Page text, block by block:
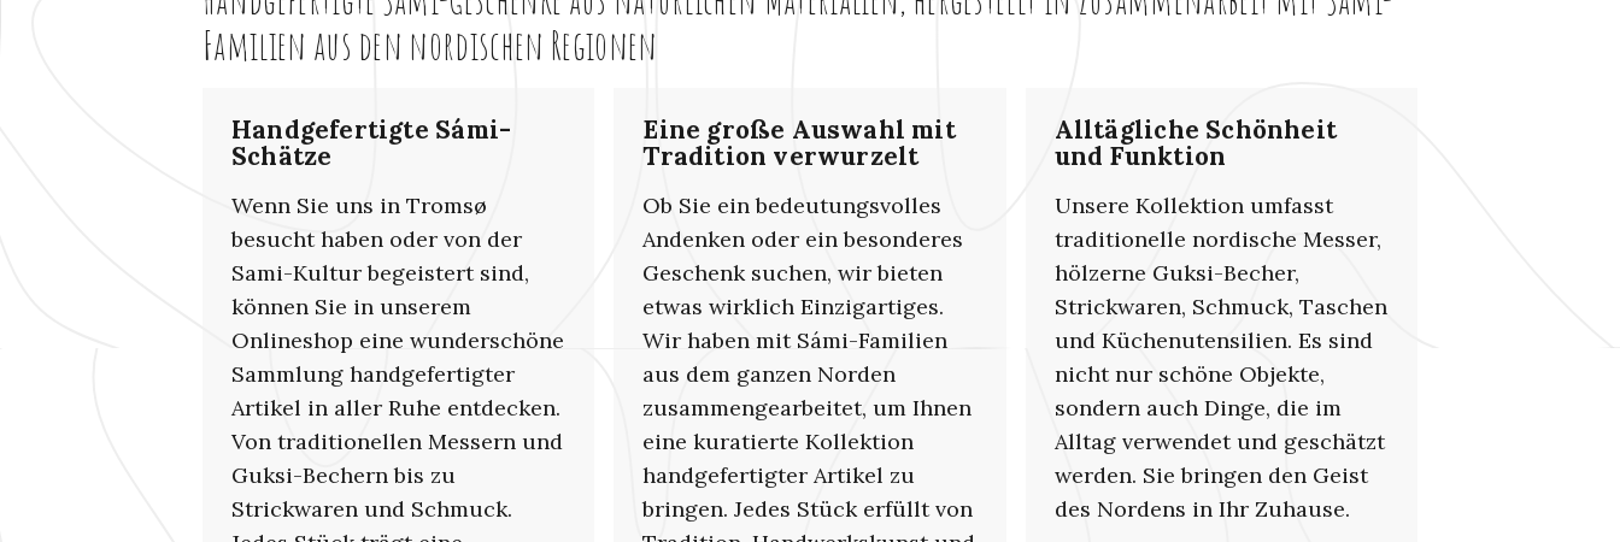
Familien aus den nordischen Regionen
Handgefertigte Sámi-
Schätze
Wenn Sie uns in Tromsø
besucht haben oder von der
Sami-Kultur begeistert sind,
können Sie in unserem
Onlineshop eine wunderschöne
Sammlung handgefertigter
Artikel in aller Ruhe entdecken.
Von traditionellen Messern und
Guksi-Bechern bis zu
Strickwaren und Schmuck.
Eine große Auswahl mit
Tradition verwurzelt
Ob Sie ein bedeutungsvolles
Andenken oder ein besonderes
Geschenk suchen, wir bieten
etwas wirklich Einzigartiges.
Wir haben mit Sámi-Familien
aus dem ganzen Norden
zusammengearbeitet, um Ihnen
eine kuratierte Kollektion
handgefertigter Artikel zu
bringen. Jedes Stück erfüllt von
Alltägliche Schönheit
und Funktion
Unsere Kollektion umfasst
traditionelle nordische Messer,
hölzerne Guksi-Becher,
Strickwaren, Schmuck, Taschen
und Küchenutensilien. Es sind
nicht nur schöne Objekte,
sondern auch Dinge, die im
Alltag verwendet und geschätzt
werden. Sie bringen den Geist
des Nordens in Ihr Zuhause.